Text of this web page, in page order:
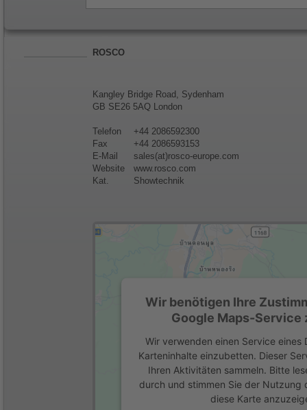
ROSCO
Kangley Bridge Road, Sydenham
GB SE26 5AQ London
Telefon
+44 2086592300
Fax
+44 2086593153
E-Mail
sales(at)rosco-europe.com
Website
www.rosco.com
Kat.
Showtechnik
Wir benötigen Ihre
Google Maps-Service
Wir verwenden einen Service eines
Karteninhalte einzubetten. Dieser
Ihren Aktivitäten sammeln. Bitte
durch und stimmen Sie der Nutzung
diese Karte